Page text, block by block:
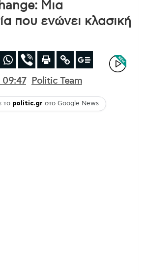
Μια
που ενώνει κλασική
09:47 Politic Team
το politic.gr στο Google News